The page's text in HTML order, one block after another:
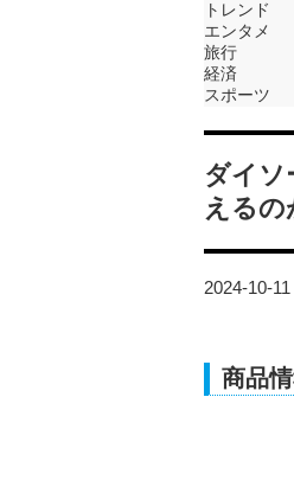
トレンド
エンタメ
旅行
経済
スポーツ
ダイ
えるの
2024-10-
商品